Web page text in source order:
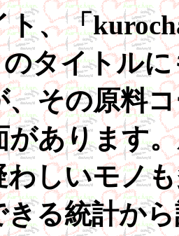
、「
タイトル
、その原料
があります
わしいモノ
きる統計か